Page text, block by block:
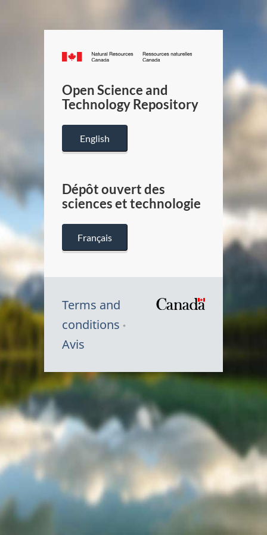
Canada.ca
/
Canada
Open Science and
Technology Repository
English
Dépôt ouvert des
sciences et technologie
Français
Terms and
conditions
Avis
Symbole
du